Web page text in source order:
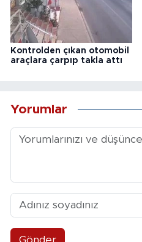
Kontrolden çıkan otomobil
araçlara çarpıp takla attı
Yorumlar
Gönder